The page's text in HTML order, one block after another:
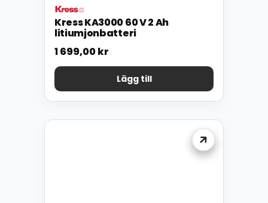
Kress KA3000 60 V 2 Ah
litiumjonbatteri
1 699,00kr
Lägg till